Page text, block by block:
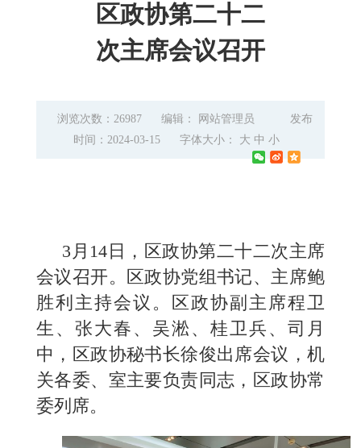
区政协第二十二
次主席会议召开
浏览次数：26987 编辑： 网站管理员
发布
时间：2024-03-15
字体大小： 大 中 小
3月14日，区政协第二十二次主席
会议召开。区政协党组书记、主席鲍
胜利主持会议。区政协副主席程卫
生、张大春、吴淞、桂卫兵、司月
中，区政协秘书长徐俊出席会议，机
关各委、室主要负责同志，区政协常
委列席。